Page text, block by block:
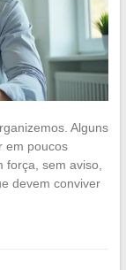
Alguns
em poucos
força, sem aviso,
devem conviver